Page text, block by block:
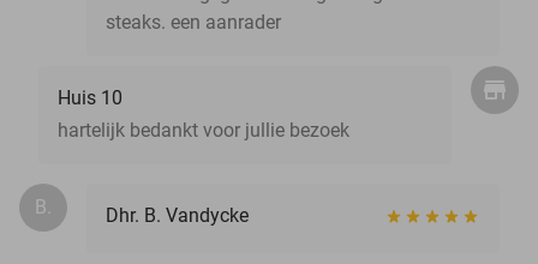
steaks. een aanrader
Huis 10
hartelijk bedankt voor jullie bezoek
B. Dhr. B. Vandycke